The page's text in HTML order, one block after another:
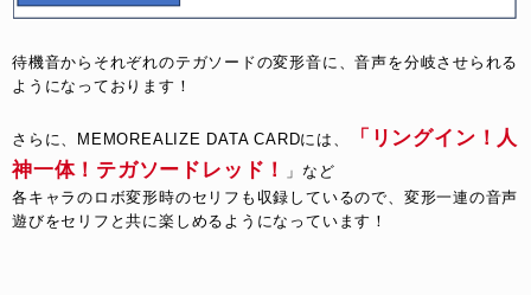
待機音からそれぞれのテガソードの変形音に、音声を分岐させられる
ようになっております！
さらに、MEMOREALIZE DATA CARDには、
「リングイン！人
神一体！テガソードレッド！
」など
各キャラのロボ変形時のセリフも収録しているので、変形一連の音声
遊びをセリフと共に楽しめるようになっています！